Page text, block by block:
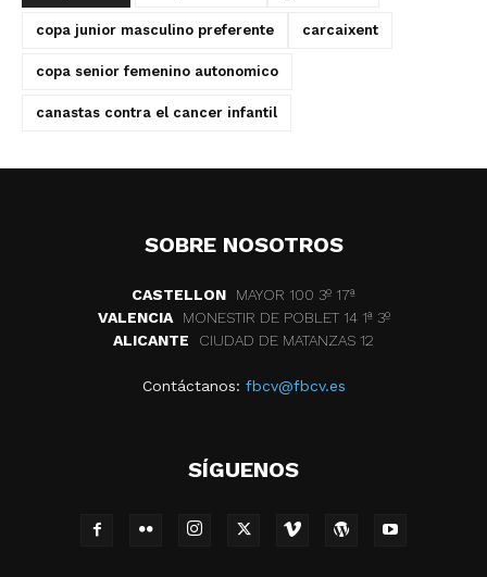
copa junior masculino preferente carcaixent
copa senior femenino autonomico
canastas contra el cancer infantil
SOBRE NOSOTROS
CASTELLON
MAYOR 100 3º 17ª
VALENCIA
MONESTIR DE POBLET 14 1ª 3º
ALICANTE
CIUDAD DE MATANZAS 12
Contáctanos: fbcv@fbcv.es
SÍGUENOS